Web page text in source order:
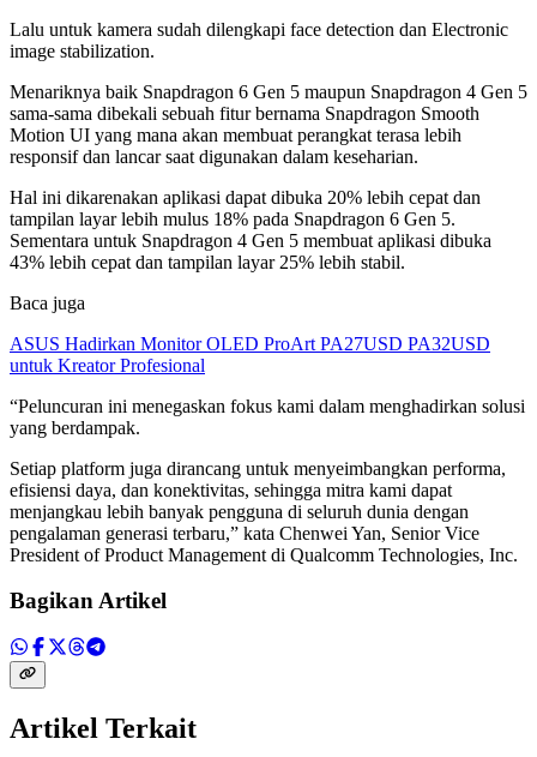
Lalu untuk kamera sudah dilengkapi face detection dan Electronic
image stabilization.
Menariknya baik Snapdragon 6 Gen 5 maupun Snapdragon 4 Gen 5
sama-sama dibekali sebuah fitur bernama Snapdragon Smooth
Motion UI yang mana akan membuat perangkat terasa lebih
responsif dan lancar saat digunakan dalam keseharian.
Hal ini dikarenakan aplikasi dapat dibuka 20% lebih cepat dan
tampilan layar lebih mulus 18% pada Snapdragon 6 Gen 5.
Sementara untuk Snapdragon 4 Gen 5 membuat aplikasi dibuka
43% lebih cepat dan tampilan layar 25% lebih stabil.
Baca juga
ASUS Hadirkan Monitor OLED ProArt PA27USD PA32USD
untuk Kreator Profesional
“Peluncuran ini menegaskan fokus kami dalam menghadirkan solusi
yang berdampak.
Setiap platform juga dirancang untuk menyeimbangkan performa,
efisiensi daya, dan konektivitas, sehingga mitra kami dapat
menjangkau lebih banyak pengguna di seluruh dunia dengan
pengalaman generasi terbaru,” kata Chenwei Yan, Senior Vice
President of Product Management di Qualcomm Technologies, Inc.
Bagikan Artikel
Artikel Terkait